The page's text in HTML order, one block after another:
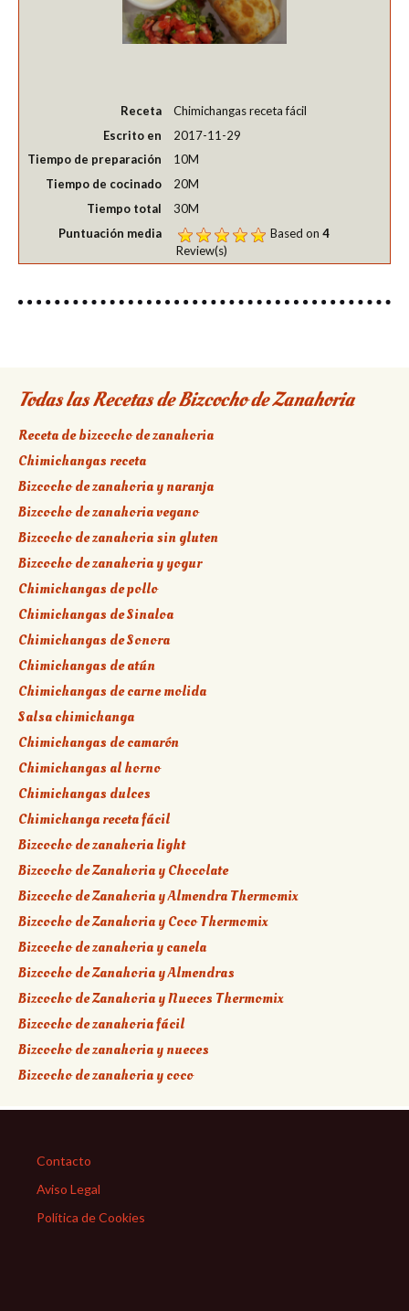
Receta
Chimichangas receta fácil
Escrito en
2017-11-29
Tiempo de preparación
10M
Tiempo de cocinado
20M
Tiempo total
30M
Puntuación media
Based on 4
Review(s)
Todas las Recetas de Bizcocho de Zanahoria
Receta de bizcocho de zanahoria
Chimichangas receta
Bizcocho de zanahoria y naranja
Bizcocho de zanahoria vegano
Bizcocho de zanahoria sin gluten
Bizcocho de zanahoria y yogur
Chimichangas de pollo
Chimichangas de Sinaloa
Chimichangas de Sonora
Chimichangas de atún
Chimichangas de carne molida
Salsa chimichanga
Chimichangas de camarón
Chimichangas al horno
Chimichangas dulces
Chimichanga receta fácil
Bizcocho de zanahoria light
Bizcocho de Zanahoria y Chocolate
Bizcocho de Zanahoria y Almendra Thermomix
Bizcocho de Zanahoria y Coco Thermomix
Bizcocho de zanahoria y canela
Bizcocho de Zanahoria y Almendras
Bizcocho de Zanahoria y Nueces Thermomix
Bizcocho de zanahoria fácil
Bizcocho de zanahoria y nueces
Bizcocho de zanahoria y coco
Contacto
Aviso Legal
Política de Cookies